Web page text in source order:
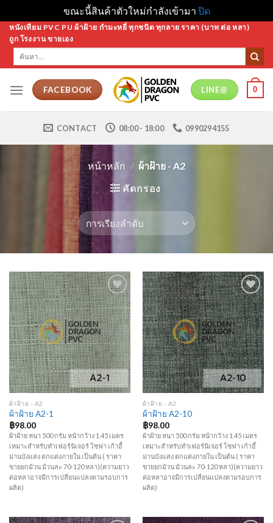
ขณะนี้สินค้าตัวใหม่กำลังเข้ามา ปิด
Skip
content
หนังเทียม PVC PU ผ้าฝ้าย กำมะหยี่ ทุกชนิด ทุกลาย ราคา (บาท ต่อ หลา)
ถูก โรงงาน ขายเอง
ค้นหา:
FACEBOOK LINE@ 0
CONTACT 08:00 - 18:00 0990294155
หน้าหลัก / ผ้าฝ้าย - A2
คัดกรอง
Add to
Wishlist
ผ้าฝ้าย - A2
ผ้าฝ้าย A2-1
฿98.00
ผ้าฝ้าย หนา 500 กรัม หน้ากว้าง 1.45 เมตร
เหมาะสำหรับทำเฟอร์นิเจอร์ โซฟา เก้าอี้
ม่านบังแสง ตกแต่งภายใน เป็นต้น ( ราคา
ขายยกม้วน ม้วนละ 70-120 หลา)(ความยาว
ต่อหลาอาจมีการเปลี่ยนแปลงตามรอบการ
ผลิต)
Add to
Wishlist
ผ้าฝ้าย - A2
ผ้าฝ้าย A2-10
฿98.00
ผ้าฝ้าย หนา 500 กรัม หน้ากว้าง 1.45 เมตร
เหมาะสำหรับทำเฟอร์นิเจอร์ โซฟา เก้าอี้
ม่านบังแสง ตกแต่งภายใน เป็นต้น ( ราคา
ขายยกม้วน ม้วนละ 70-120 หลา)(ความยาว
ต่อหลาอาจมีการเปลี่ยนแปลงตามรอบการ
ผลิต)